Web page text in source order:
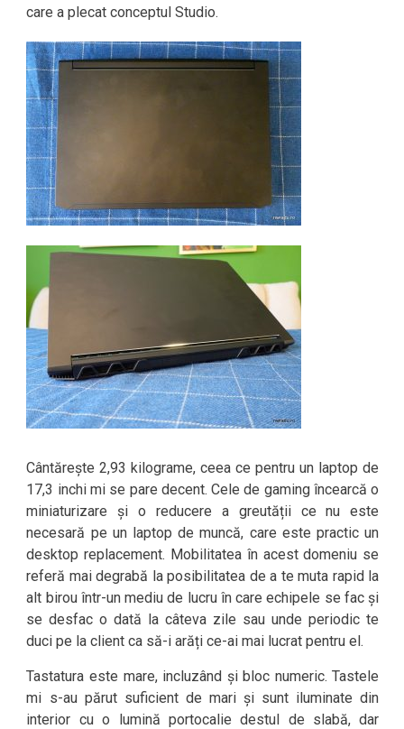
care a plecat conceptul Studio.
Cântărește 2,93 kilograme, ceea ce pentru un laptop de
17,3 inchi mi se pare decent. Cele de gaming încearcă o
miniaturizare și o reducere a greutății ce nu este
necesară pe un laptop de muncă, care este practic un
desktop replacement. Mobilitatea în acest domeniu se
referă mai degrabă la posibilitatea de a te muta rapid la
alt birou într-un mediu de lucru în care echipele se fac și
se desfac o dată la câteva zile sau unde periodic te
duci pe la client ca să-i arăți ce-ai mai lucrat pentru el.
Tastatura este mare, incluzând și bloc numeric. Tastele
mi s-au părut suficient de mari și sunt iluminate din
interior cu o lumină portocalie destul de slabă, dar